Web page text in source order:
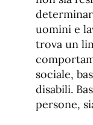
uomini e
trova un
sociale,
disabili.
persone,